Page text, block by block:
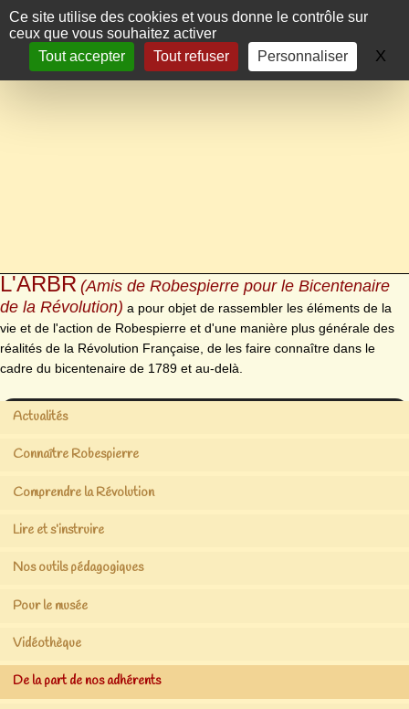
Panneau de gestion des cookies
Ce site utilise des cookies et vous donne le contrôle sur
ceux que vous souhaitez activer
Tout accepter
Tout refuser Personnaliser X
L'ARBR (Amis de Robespierre pour le Bicentenaire
de la Révolution) a pour objet de rassembler les éléments de la
vie et de l'action de Robespierre et d'une manière plus générale des
réalités de la Révolution Française, de les faire connaître dans le
cadre du bicentenaire de 1789 et au-delà.
Actualités
Connaître Robespierre
Comprendre la Révolution
Lire et s’instruire
Nos outils pédagogiques
Pour le musée
Vidéothèque
De la part de nos adhérents